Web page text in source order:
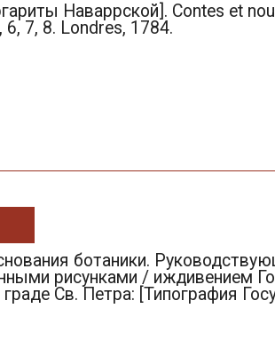
Наваррской]. Contes et
6, 7, 8. Londres, 1784.
ботаники.
рисунками / иждивением
Св. Петра: [Типография